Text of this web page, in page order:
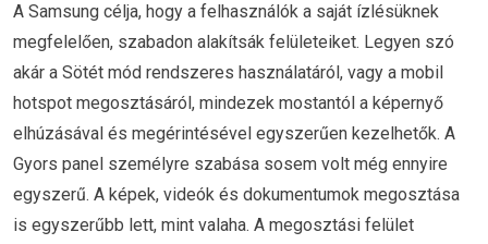
A Samsung célja, hogy a felhasználók a saját ízlésüknek
megfelelően, szabadon alakítsák felületeiket. Legyen szó
akár a Sötét mód rendszeres használatáról, vagy a mobil
hotspot megosztásáról, mindezek mostantól a képernyő
elhúzásával és megérintésével egyszerűen kezelhetők. A
Gyors panel személyre szabása sosem volt még ennyire
egyszerű. A képek, videók és dokumentumok megosztása
is egyszerűbb lett, mint valaha. A megosztási felület